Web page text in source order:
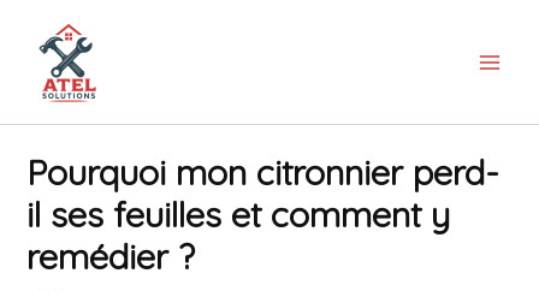
contenu
Pourquoi mon citronnier perd-
il ses feuilles et comment y
remédier ?